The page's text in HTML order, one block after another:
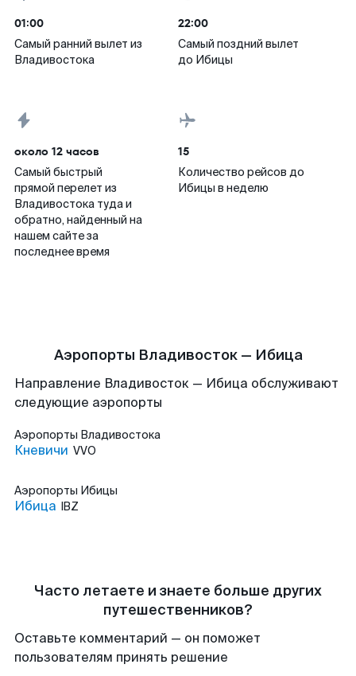
01:00
Самый ранний вылет из
Владивостока
22:00
Самый поздний вылет
до Ибицы
около 12 часов
Самый быстрый
прямой перелет из
Владивостока туда и
обратно, найденный на
нашем сайте за
последнее время
15
Количество рейсов до
Ибицы в неделю
Аэропорты Владивосток — Ибица
Направление Владивосток — Ибица обслуживают
следующие аэропорты
Аэропорты Владивостока
Кневичи VVO
Аэропорты Ибицы
Ибица IBZ
Часто летаете и знаете больше других
путешественников?
Оставьте комментарий — он поможет
пользователям принять решение